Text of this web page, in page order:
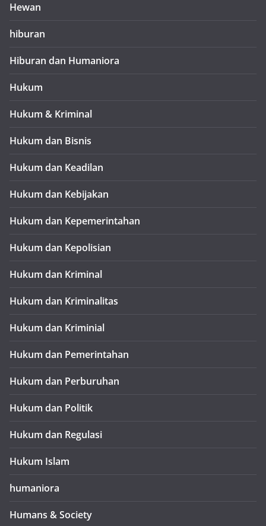
Hewan
hiburan
Hiburan dan Humaniora
Hukum
Hukum & Kriminal
Hukum dan Bisnis
Hukum dan Keadilan
Hukum dan Kebijakan
Hukum dan Kepemerintahan
Hukum dan Kepolisian
Hukum dan Kriminal
Hukum dan Kriminalitas
Hukum dan Kriminial
Hukum dan Pemerintahan
Hukum dan Perburuhan
Hukum dan Politik
Hukum dan Regulasi
Hukum Islam
humaniora
Humans & Society